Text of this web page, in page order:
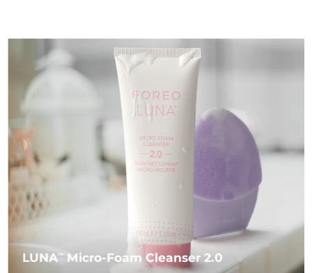
LUNATM Micro-Foam Cleanser 2.0
For men, anti-aging massage
LUNA™ 4 mini
For young skin, T-zone
LUNA™ 4 go
For travel or gym bag
LUNA™護膚
Premium cleansers & balm
Microcurrent line smoothing device
面部提拉護理
Premium anti-aging skincare
BEAR™ 設備
All premium facelift devices
Near-infrared and red light therapy
device
UFO™ 3 mini
Red light therapy device for young skin
UFO™ 3 go
Portable red light therapy
Rejuvenation & hydration
issa™ 4 plus
Smart hybrid silicone sonic toothbrush
issa™ 4 smile
Hybrid silicone sonic toothbrush
issa™ 4 baby
For ages 0-3
issa™ Teeth Whitening Set
Dual LED + sonic device & 18% PAP gel
抗老
FAQ™ 101
Clinical anti-aging
FAQ™ 102
Advanced clinical anti-aging
FAQ™ 103
Luxurious clinical anti-aging set
LED 護理
FAQ™ 201
LED mask
FAQ™ 202
LED mask
FAQ™ 211
Anti-aging neck & décolleté LED mask
生髮
FAQ™ 301
LED hair strengthening scalp massager
FAQ™ Scalp Serum
Scalp recovery probiotic serum
肌膚年輕化
NEW
FAQ™ 501
Full-Spectrum Red Light Therapy
FAQ™ 502
Full-Spectrum Red Light Therapy
NEW
智利 預計送達日期
中國
哥倫比亞 預計送達日期
克羅埃西亞 8/11/26
賽普勒斯 8/12/26
捷克 預計送達日期
丹麥 預計送達日期8/11/26